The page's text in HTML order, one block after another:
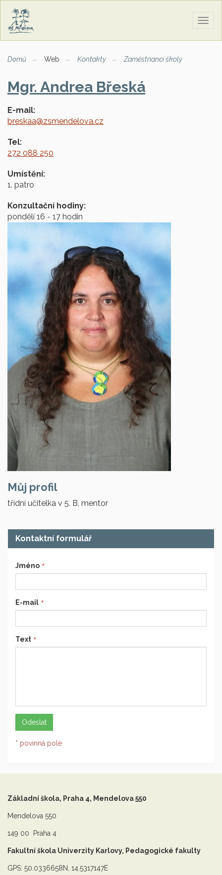
Domů Web Kontakty Zaměstnanci školy
Mgr. Andrea Břeská
E-mail:
breskaa@zsmendelova.cz
Tel:
272 088 250
Umístění:
1. patro
Konzultační hodiny:
pondělí 16 - 17 hodin
Můj profil
třídní učitelka v 5. B, mentor
Kontaktní formulář
Jméno
E-mail
Text
* povinná pole
Základní škola, Praha 4, Mendelova 550
Mendelova 550
149 00 Praha 4
Fakultní škola Univerzity Karlovy, Pedagogické fakulty
GPS: 50.0336658N, 14.5317147E